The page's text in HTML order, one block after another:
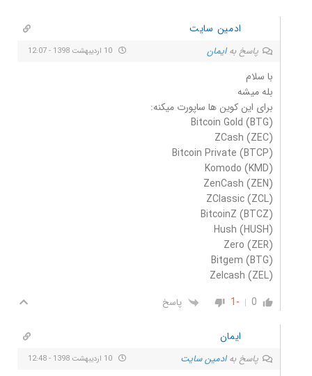
ادمین سایت
پاسخ بهایمان
با سلام
بله میشه
برای این کوین ها ساپورت میکنه:
Bitcoin Gold (BTG)
ZCash (ZEC)
Bitcoin Private (BTCP)
Komodo (KMD)
ZenCash (ZEN)
ZClassic (ZCL)
BitcoinZ (BTCZ)
Hush (HUSH)
Zero (ZER)
Bitgem (BTG)
Zelcash (ZEL)
0
-1 پاسخ
ایمان
پاسخ بهادمین سایت